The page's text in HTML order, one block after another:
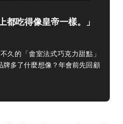
都吃得像皇帝一樣。」
久的「畬室法式巧克力甜點」
牌多了什麼想像？年會前先回顧